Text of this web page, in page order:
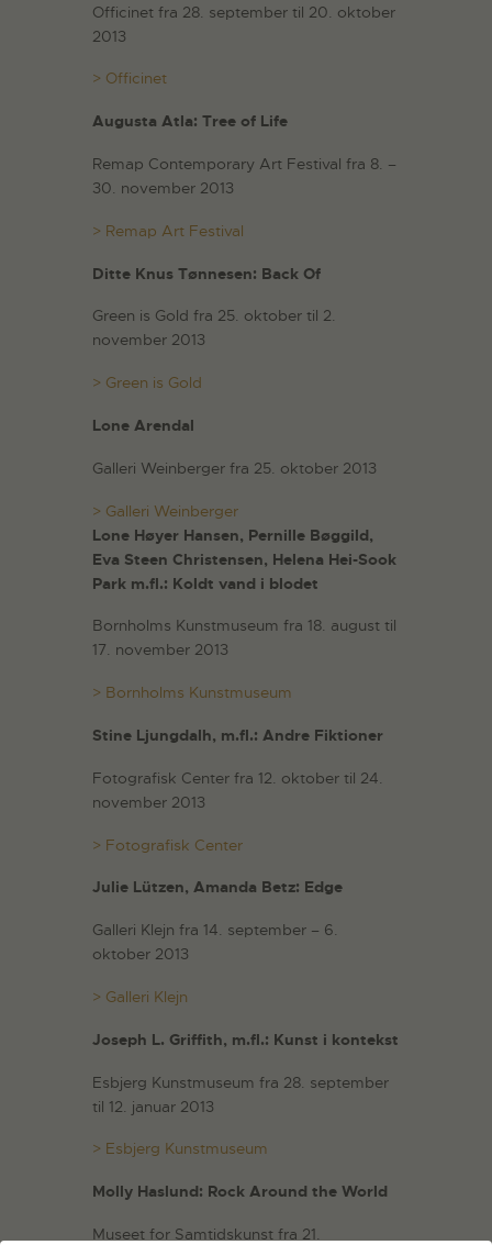
Officinet fra 28. september til 20. oktober
2013
> Officinet
Augusta Atla: Tree of Life
Remap Contemporary Art Festival fra 8. –
30. november 2013
> Remap Art Festival
Ditte Knus Tønnesen: Back Of
Green is Gold fra 25. oktober til 2.
november 2013
> Green is Gold
Lone Arendal
Galleri Weinberger fra 25. oktober 2013
> Galleri Weinberger
Lone Høyer Hansen, Pernille Bøggild,
Eva Steen Christensen, Helena Hei-Sook
Park m.fl.: Koldt vand i blodet
Bornholms Kunstmuseum fra 18. august til
17. november 2013
> Bornholms Kunstmuseum
Stine Ljungdalh, m.fl.: Andre Fiktioner
Fotografisk Center fra 12. oktober til 24.
november 2013
> Fotografisk Center
Julie Lützen, Amanda Betz: Edge
Galleri Klejn fra 14. september – 6.
oktober 2013
> Galleri Klejn
Joseph L. Griffith, m.fl.: Kunst i kontekst
Esbjerg Kunstmuseum fra 28. september
til 12. januar 2013
> Esbjerg Kunstmuseum
Molly Haslund: Rock Around the World
Museet for Samtidskunst fra 21.